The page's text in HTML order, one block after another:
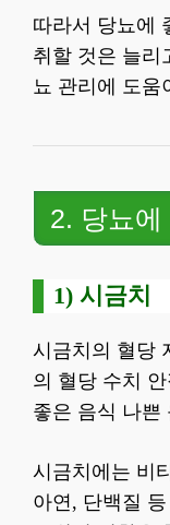
따라서 당뇨에
취할 것은 늘리
뇨 관리에 도움
2. 당뇨
1) 시금치
시금치의 혈당
의 혈당 수치
좋은 음식 나쁜
시금치에는 비
아연, 단백질